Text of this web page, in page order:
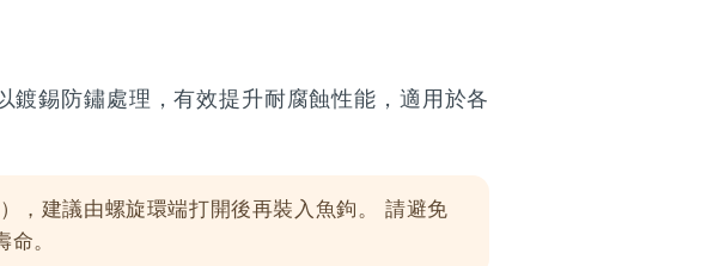
錫防鏽處理，有效提升耐腐蝕性能，適用於各
，建議由螺旋環端打開後再裝入魚鉤。 請避免
。